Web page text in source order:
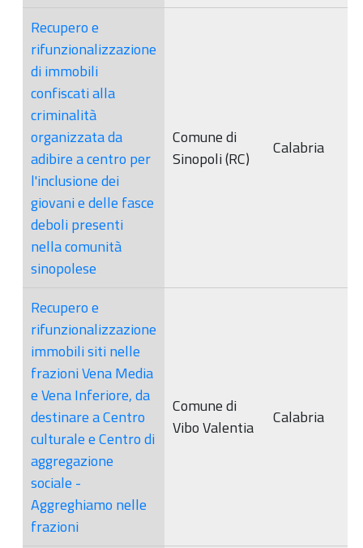
Recupero e
rifunzionalizzazione
di immobili
confiscati alla
criminalità
organizzata da
adibire a centro per
l'inclusione dei
giovani e delle fasce
deboli presenti
nella comunità
sinopolese
Comune di
Sinopoli (RC)
Calabria
Recupero e
rifunzionalizzazione
immobili siti nelle
frazioni Vena Media
e Vena Inferiore, da
destinare a Centro
culturale e Centro di
aggregazione
sociale -
Aggreghiamo nelle
frazioni
Comune di
Vibo Valentia
Calabria